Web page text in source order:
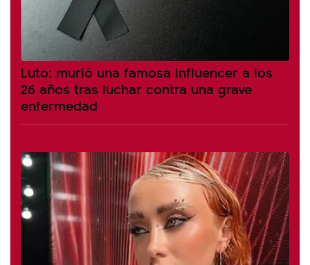
Luto: murió una famosa influencer a los
26 años tras luchar contra una grave
enfermedad